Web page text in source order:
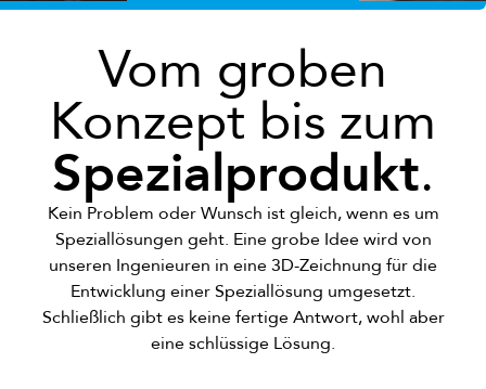
Vom groben
Konzept bis zum
Spezialprodukt.
Kein Problem oder Wunsch ist gleich, wenn es um
Speziallösungen geht. Eine grobe Idee wird von
unseren Ingenieuren in eine 3D-Zeichnung für die
Entwicklung einer Speziallösung umgesetzt.
Schließlich gibt es keine fertige Antwort, wohl aber
eine schlüssige Lösung.